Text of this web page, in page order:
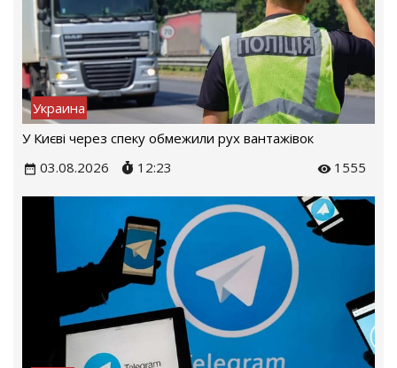
Украина
У Києві через спеку обмежили рух вантажівок
03.08.2026
12:23 1555